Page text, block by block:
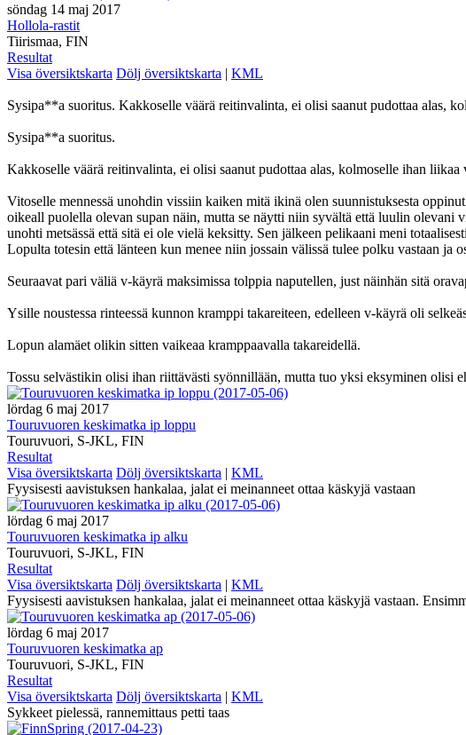
söndag 14 maj 2017
Hollola-rastit
Tiirismaa, FIN
Resultat
Visa översiktskarta Dölj översiktskarta | KML
Sysipa**a suoritus. Kakkoselle väärä reitinvalinta, ei olisi saanut pudottaa alas,
Sysipa**a suoritus.
Kakkoselle väärä reitinvalinta, ei olisi saanut pudottaa alas, kolmoselle ihan
Vitoselle mennessä unohdin vissiin kaiken mitä ikinä olen suunnistuksesta
oikeall puolella olevan supan näin, mutta se näytti niin syvältä että luulin olevani
unohti metsässä että sitä ei ole vielä keksitty. Sen jälkeen pelikaani meni
Lopulta totesin että länteen kun menee niin jossain välissä tulee polku vastaan ja
Seuraavat pari väliä v-käyrä maksimissa tolppia naputellen, just näinhän sitä
Ysille noustessa rinteessä kunnon kramppi takareiteen, edelleen v-käyrä oli
Lopun alamäet olikin sitten vaikeaa kramppaavalla takareidellä.
Tossu selvästikin olisi ihan riittävästi syönnillään, mutta tuo yksi eksyminen olisi
lördag 6 maj 2017
Touruvuoren keskimatka ip loppu
Touruvuori, S-JKL, FIN
Resultat
Visa översiktskarta Dölj översiktskarta | KML
Fyysisesti aavistuksen hankalaa, jalat ei meinanneet ottaa käskyjä vastaan
lördag 6 maj 2017
Touruvuoren keskimatka ip alku
Touruvuori, S-JKL, FIN
Resultat
Visa översiktskarta Dölj översiktskarta | KML
Fyysisesti aavistuksen hankalaa, jalat ei meinanneet ottaa käskyjä vastaan.
lördag 6 maj 2017
Touruvuoren keskimatka ap
Touruvuori, S-JKL, FIN
Resultat
Visa översiktskarta Dölj översiktskarta | KML
Sykkeet pielessä, rannemittaus petti taas